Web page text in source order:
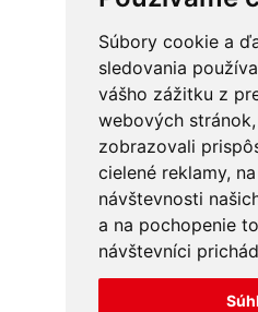
Súbory cookie a
sledovania
vášho zážitku z
webových
zobrazovali
cielené reklamy,
návštevnosti
a na pochopenie
návštevníci
Obchodné
Ochrana osobných
Odstúpenie od